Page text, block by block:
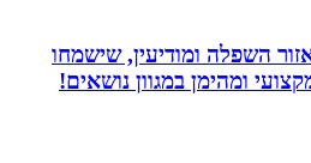
ומודיעין, שישמחו
במגוון נושאים!